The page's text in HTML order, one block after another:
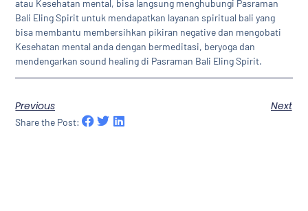
atau Kesehatan mental, bisa langsung menghubungi Pasraman
Bali Eling Spirit untuk mendapatkan layanan spiritual bali yang
bisa membantu membersihkan pikiran negative dan mengobati
Kesehatan mental anda dengan bermeditasi, beryoga dan
mendengarkan sound healing di Pasraman Bali Eling Spirit.
Previous Next
Share the Post: